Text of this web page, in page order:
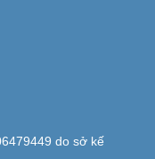
do sở kế